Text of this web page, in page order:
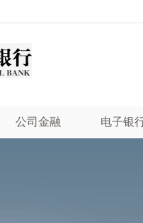
公司金融 电子银